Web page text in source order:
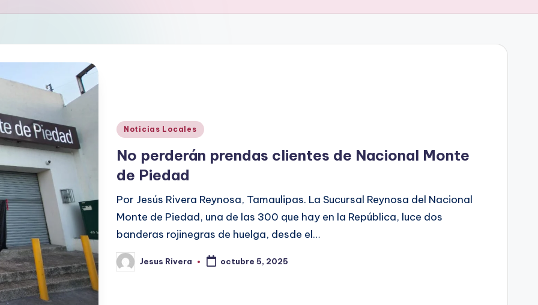
Publicado
Noticias Locales
No perderán prendas clientes de Nacional Monte
de Piedad
Por Jesús Rivera Reynosa, Tamaulipas. La Sucursal Reynosa del Nacional
Monte de Piedad, una de las 300 que hay en la República, luce dos
banderas rojinegras de huelga, desde el…
Publicado
por
Jesus Rivera octubre 5, 2025